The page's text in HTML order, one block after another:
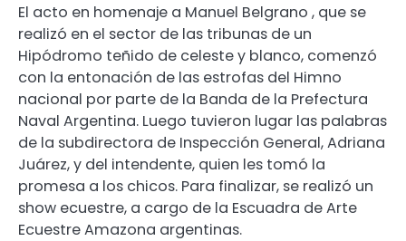
El acto en homenaje a Manuel Belgrano , que se
realizó en el sector de las tribunas de un
Hipódromo teñido de celeste y blanco, comenzó
con la entonación de las estrofas del Himno
nacional por parte de la Banda de la Prefectura
Naval Argentina. Luego tuvieron lugar las palabras
de la subdirectora de Inspección General, Adriana
Juárez, y del intendente, quien les tomó la
promesa a los chicos. Para finalizar, se realizó un
show ecuestre, a cargo de la Escuadra de Arte
Ecuestre Amazona argentinas.